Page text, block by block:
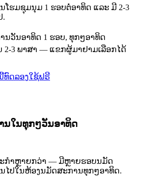
ຮມຊຸມນຸມ 1 ຮອບຕໍ່ອາທິດ ແລະ ມີ 2-3
.
ນວັນອາທິດ 1 ຮອບ, ທຸກໆອາທິດ
2-3 ພາສາ — ແຂກຜູ້ມາຢາມເລືອກໄດ້
ທົດລອງໃຊ້ຟຣີ
ໃນທຸກໆວັນອາທິດ
ກຳຫຼາຍກວ່າ — ມີຫຼາຍຮອບນມັດ
ໄປໃນຫ້ອງນມັດສະການທຸກໆອາທິດ.